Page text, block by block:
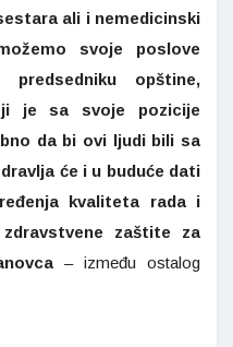
ali i nemedicinski
svoje poslove
opštine,
je sa svoje pozicije
da bi ovi ljudi bili sa
će i u buduće dati
kvaliteta rada i
zaštite za
– između ostalog